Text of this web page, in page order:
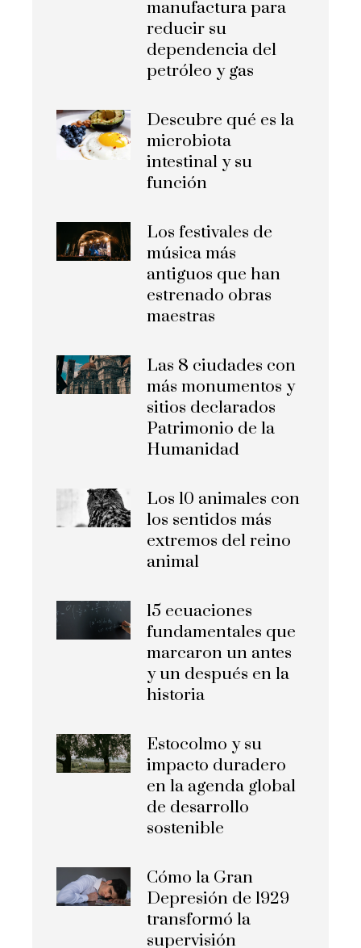
manufactura para
reducir su
dependencia del
petróleo y gas
Descubre qué es la
microbiota
intestinal y su
función
Los festivales de
música más
antiguos que han
estrenado obras
maestras
Las 8 ciudades con
más monumentos y
sitios declarados
Patrimonio de la
Humanidad
Los 10 animales con
los sentidos más
extremos del reino
animal
15 ecuaciones
fundamentales que
marcaron un antes
y un después en la
historia
Estocolmo y su
impacto duradero
en la agenda global
de desarrollo
sostenible
Cómo la Gran
Depresión de 1929
transformó la
supervisión